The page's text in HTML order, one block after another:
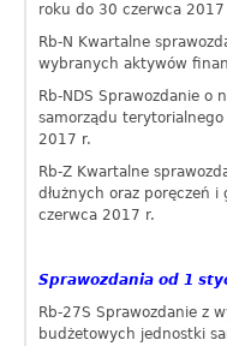
roku do 30 czerwca 2017
Rb-N Kwartalne
wybranych aktywów
Rb-NDS Sprawozdanie o
samorządu
2017 r.
Rb-Z Kwartalne
dłużnych oraz poręczeń
czerwca 2017 r.
Sprawozdania od 1
Rb-27S Sprawozdanie z
budżetowych jednostki